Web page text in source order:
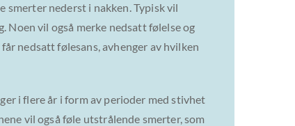
smerter nederst i nakken. Typisk vil
Noen vil også merke nedsatt følelse og
nedsatt følesans, avhenger av hvilken
i flere år i form av perioder med stivhet
vil også føle utstrålende smerter, som